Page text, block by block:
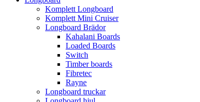
Komplett Longboard
Komplett Mini Cruiser
Longboard Brädor
Kahalani Boards
Loaded Boards
Switch
Timber boards
Fibretec
Rayne
Longboard truckar